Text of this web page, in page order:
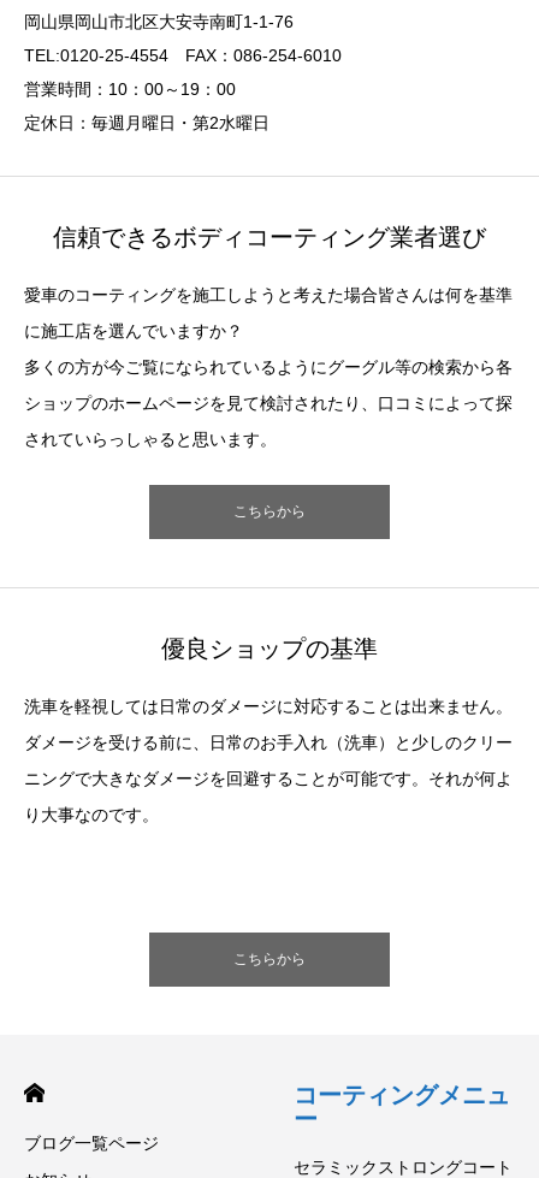
岡山県岡山市北区大安寺南町1-1-76
TEL:0120-25-4554 FAX：086-254-6010
営業時間：10：00～19：00
定休日：毎週月曜日・第2水曜日
信頼できるボディコーティング業者選び
愛車のコーティングを施工しようと考えた場合皆さんは何を基準
に施工店を選んでいますか？
多くの方が今ご覧になられているようにグーグル等の検索から各
ショップのホームページを見て検討されたり、口コミによって探
されていらっしゃると思います。
こちらから
優良ショップの基準
洗車を軽視しては日常のダメージに対応することは出来ません。
ダメージを受ける前に、日常のお手入れ（洗車）と少しのクリー
ニングで大きなダメージを回避することが可能です。それが何よ
り大事なのです。
こちらから
ブログ一覧ページ
コーティングメニュ
ー
セラミックストロングコート